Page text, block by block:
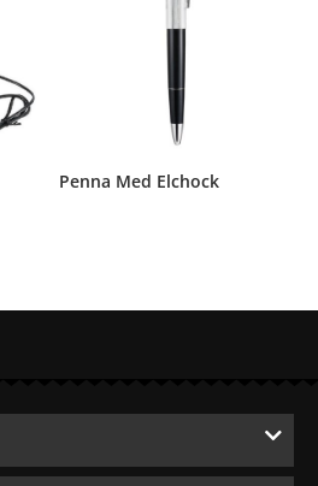
Penna Med Elchock